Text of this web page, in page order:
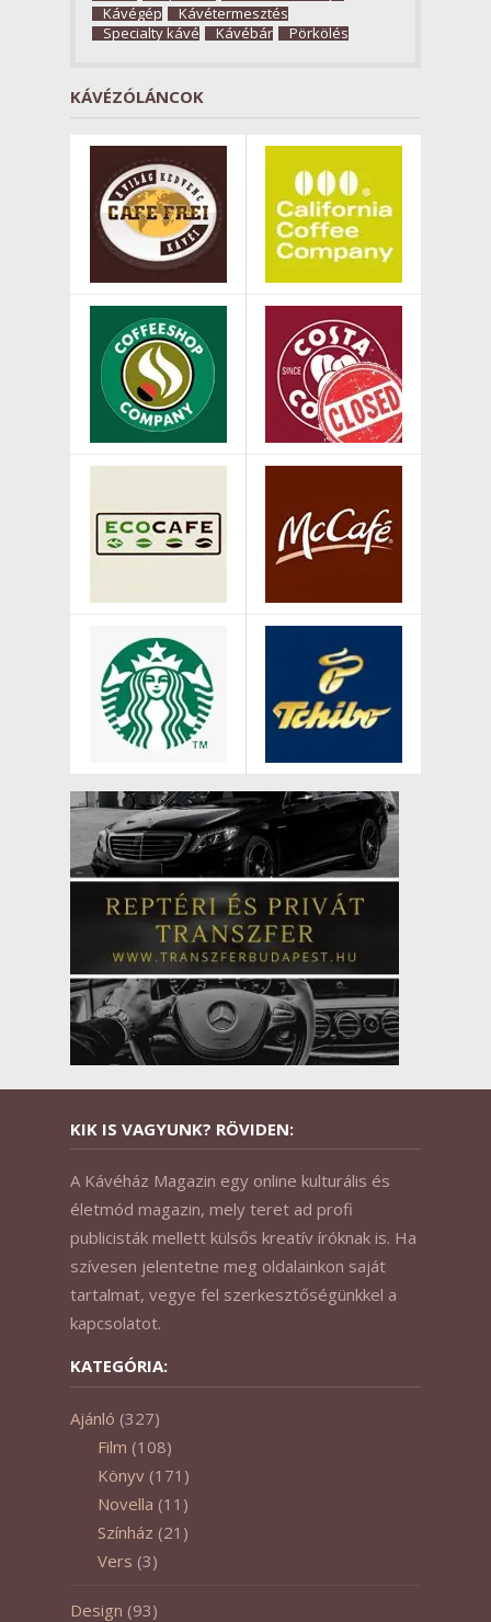
Kávégép
Kávétermesztés
Specialty kávé
Kávébár Pörkölés
KÁVÉZÓLÁNCOK
KIK IS VAGYUNK? RÖVIDEN:
A Kávéház Magazin egy online kulturális és
életmód magazin, mely teret ad profi
publicisták mellett külsős kreatív íróknak is. Ha
szívesen jelentetne meg oldalainkon saját
tartalmat, vegye fel szerkesztőségünkkel a
kapcsolatot.
KATEGÓRIA:
Ajánló (327)
Film (108)
Könyv (171)
Novella (11)
Színház (21)
Vers (3)
Design (93)